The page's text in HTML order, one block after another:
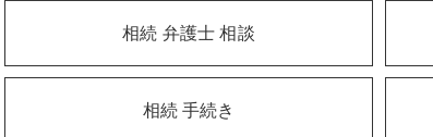
相続 弁護士 相談
相続 手続き